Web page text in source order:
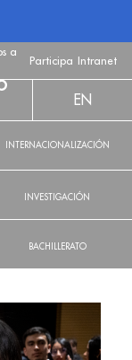
a
Participa Intranet
EN
INTERNACIONALIZACIÓN
INVESTIGACIÓN
BACHILLERATO